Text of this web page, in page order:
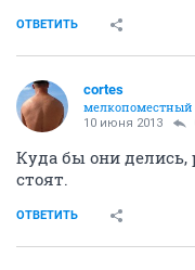
ОТВЕТИТЬ
cortes
10 июня 2013
Куда бы они делись,
стоят.
ОТВЕТИТЬ